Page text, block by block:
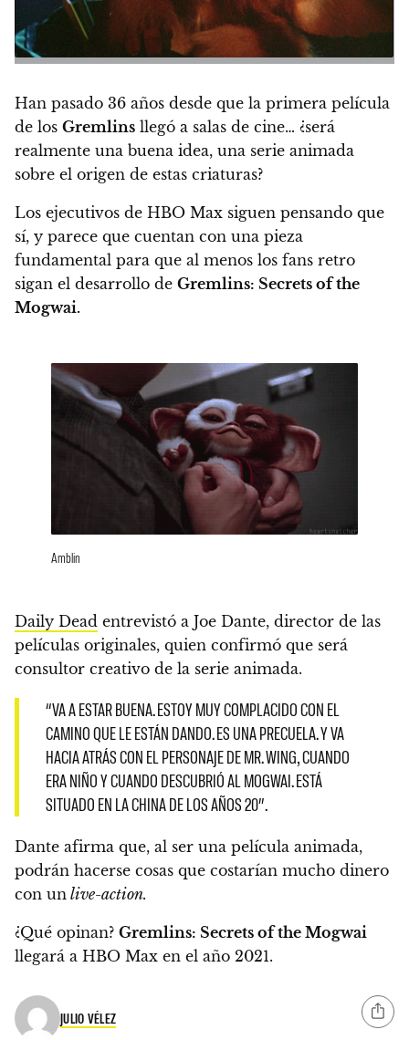
Han pasado 36 años desde que la primera película
de los Gremlins llegó a salas de cine… ¿será
realmente una buena idea, una serie animada
sobre el origen de estas criaturas?
Los ejecutivos de HBO Max siguen pensando que
sí, y parece que cuentan con una pieza
fundamental para que al menos los fans retro
sigan el desarrollo de Gremlins: Secrets of the
Mogwai.
Amblin
Daily Dead entrevistó a Joe Dante, director de las
películas originales, quien confirmó que será
consultor creativo de la serie animada.
“VA A ESTAR BUENA. ESTOY MUY COMPLACIDO CON EL
CAMINO QUE LE ESTÁN DANDO. ES UNA PRECUELA. Y VA
HACIA ATRÁS CON EL PERSONAJE DE MR. WING, CUANDO
ERA NIÑO Y CUANDO DESCUBRIÓ AL MOGWAI. ESTÁ
SITUADO EN LA CHINA DE LOS AÑOS 20”.
Dante afirma que, al ser una película animada,
podrán hacerse cosas que costarían mucho dinero
con un live-action.
¿Qué opinan? Gremlins: Secrets of the Mogwai
llegará a HBO Max en el año 2021.
JULIO VÉLEZ